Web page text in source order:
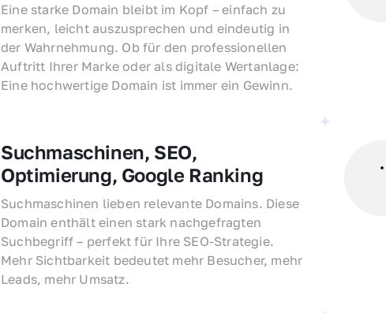
Eine starke Domain bleibt im Kopf – einfach zu
merken, leicht auszusprechen und eindeutig in
der Wahrnehmung. Ob für den professionellen
Auftritt Ihrer Marke oder als digitale Wertanlage:
Eine hochwertige Domain ist immer ein Gewinn.
Suchmaschinen, SEO,
Optimierung, Google Ranking
Suchmaschinen lieben relevante Domains. Diese
Domain enthält einen stark nachgefragten
Suchbegriff – perfekt für Ihre SEO-Strategie.
Mehr Sichtbarkeit bedeutet mehr Besucher, mehr
Leads, mehr Umsatz.